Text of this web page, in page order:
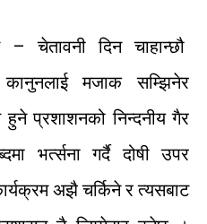
–चेतावनी दिन चाहान्छौ
कानुनलाई मजाक सम्झिनेर
हुने प्रशाशनको निन्दनीय गैर
भर्त्सना गर्दै दोषी उपर
अझै चर्किने र त्यसबाट